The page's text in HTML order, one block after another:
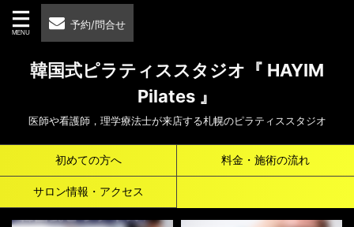
予約/問合せ
韓国式ピラティススタジオ『 HAYIM
Pilates 』
医師や看護師，理学療法士が来店する札幌のピラティススタジオ
初めての方へ 料金・施術の流れ
サロン情報・アクセス